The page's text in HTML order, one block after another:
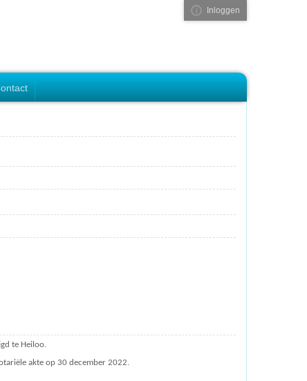
Visual ClubWeb
Inloggen
te Heiloo.
akte op 30 december 2022.